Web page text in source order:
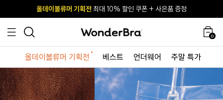
사이즈 무료 교환 서비스
올데이볼류머 기획전 최대 10% 할인 쿠폰 + 사은품 증정
사이즈 무료 교환 서비스
올데이볼류머 기획전 최대 10% 할인 쿠폰 + 사은품 증정
0
올데이볼류머 기획전 베스트 언더웨어 주말 특가